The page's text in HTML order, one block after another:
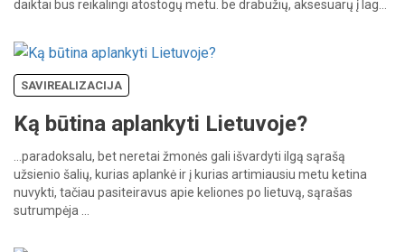
daiktai bus reikalingi atostogų metu. be drabužių, aksesuarų į lag…
SAVIREALIZACIJA
Ką būtina aplankyti Lietuvoje?
…paradoksalu, betneretai žmonės gali išvardyti ilgą sąrašą
užsienio šalių, kurias aplankėir į kurias artimiausiu metu ketina
nuvykti, tačiau pasiteiravus apie keliones po lietuvą, sąrašas
sutrumpėja